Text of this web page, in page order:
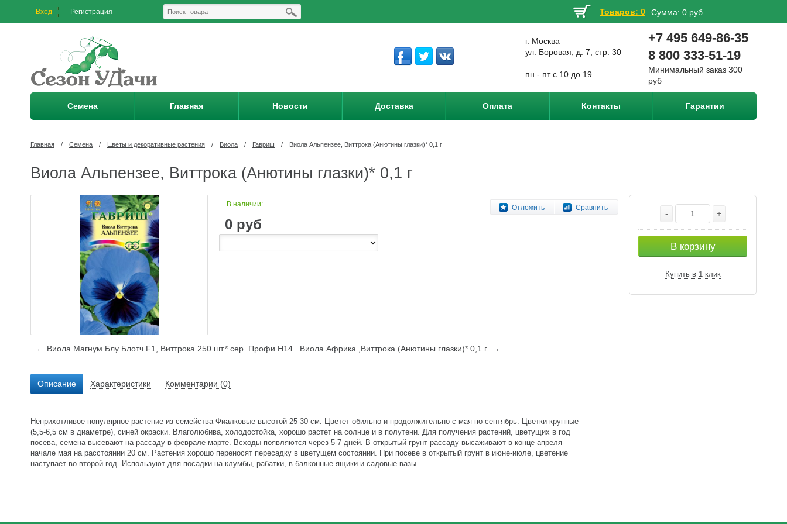
Вход Регистрация Товаров: 0 Сумма: 0 руб.
г. Москва
ул. Боровая, д. 7, стр. 30
пн - пт с 10 до 19
+7 495 649-86-35
8 800 333-51-19
Минимальный заказ 300
руб
Семена Главная Новости Доставка Оплата Контакты Гарантии
Главная / Семена / Цветы и декоративные растения / Виола / Гавриш / Виола Альпензее, Виттрока (Анютины глазки)* 0,1 г
Виола Альпензее, Виттрока (Анютины глазки)* 0,1 г
Отложить Сравнить
В наличии:
0 руб
- +
В корзину
Купить в 1 клик
← Виола Магнум Блу Блотч F1, Виттрока 250 шт.* сер. Профи Н14 Виола Африка ,Виттрока (Анютины глазки)* 0,1 г →
Описание Характеристики Комментарии (0)
Неприхотливое популярное растение из семейства Фиалковые высотой 25-30 см. Цветет обильно и продолжительно с мая по сентябрь. Цветки крупные
(5,5-6,5 см в диаметре), синей окраски. Влаголюбива, холодостойка, хорошо растет на солнце и в полутени. Для получения растений, цветущих в год
посева, семена высевают на рассаду в феврале-марте. Всходы появляются через 5-7 дней. В открытый грунт рассаду высаживают в конце апреля-
начале мая на расстоянии 20 см. Растения хорошо переносят пересадку в цветущем состоянии. При посеве в открытый грунт в июне-июле, цветение
наступает во второй год. Используют для посадки на клумбы, рабатки, в балконные ящики и садовые вазы.